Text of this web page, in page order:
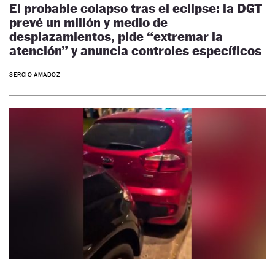
El probable colapso tras el eclipse: la DGT
prevé un millón y medio de
desplazamientos, pide “extremar la
atención” y anuncia controles específicos
SERGIO AMADOZ